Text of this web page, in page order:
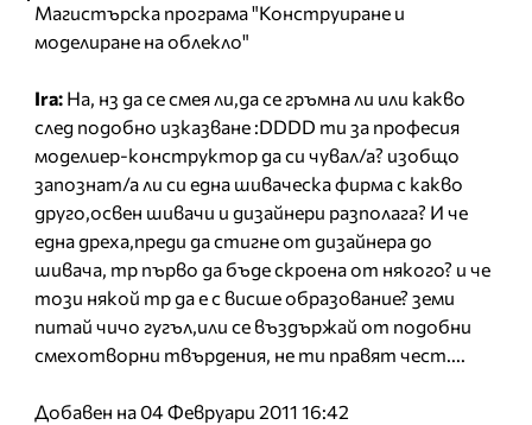
Магистърска програма "Конструиране и
моделиране на облекло"
Ira: Ha, нз да се смея ли,да се гръмна ли или какво
след подобно изказване :DDDD ти за професия
моделиер-конструктор да си чувал/а? изобщо
запознат/а ли си една шиваческа фирма с какво
друго,освен шивачи и дизайнери разполага? И че
една дреха,преди да стигне от дизайнера до
шивача, тр първо да бъде скроена от някого? и че
този някой тр да е с висше образование? земи
питай чичо гугъл,или се въздържай от подобни
смехотворни твърдения, не ти правят чест....
Добавен на 04 Февруари 2011 16:42